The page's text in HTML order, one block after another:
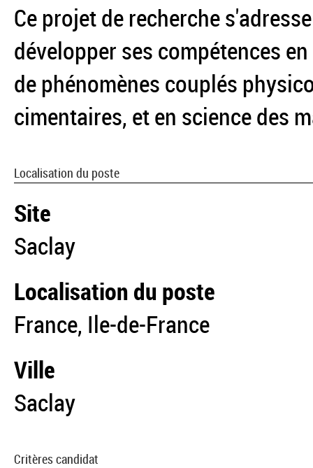
Ce projet de recherche
développer ses compétences
de phénomènes couplés
cimentaires, et en science des
Localisation du poste
Site
Saclay
Localisation du poste
France, Ile-de-France
Ville
Saclay
Critères candidat